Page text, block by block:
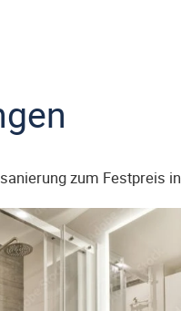
zum Festpreis in